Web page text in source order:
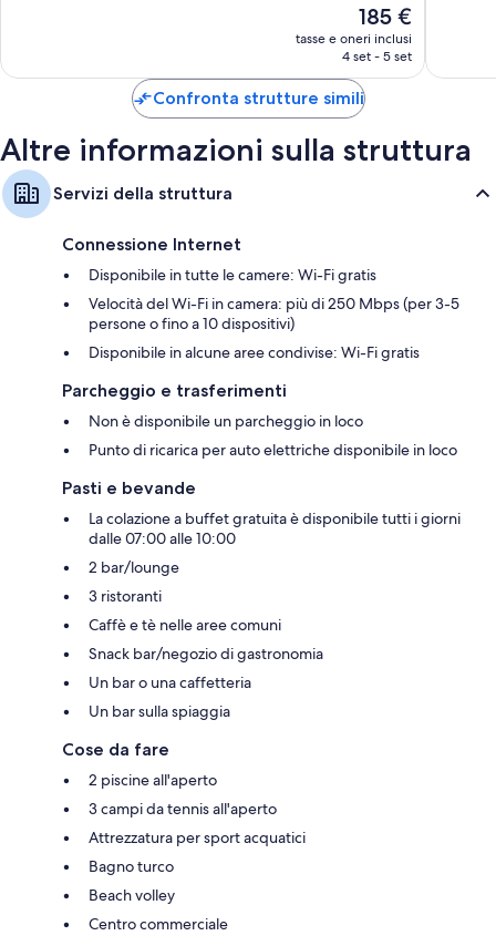
Il
prezzo
attuale
185 €
185 €
tasse e oneri inclusi
4 set - 5 set
Confronta strutture simili
Altre informazioni sulla struttura
Servizi della struttura
Connessione Internet
Disponibile in tutte le camere: Wi-Fi gratis
Velocità del Wi-Fi in camera: più di 250 Mbps (per 3-5
persone o fino a 10 dispositivi)
Disponibile in alcune aree condivise: Wi-Fi gratis
Parcheggio e trasferimenti
Non è disponibile un parcheggio in loco
Punto di ricarica per auto elettriche disponibile in loco
Pasti e bevande
La colazione a buffet gratuita è disponibile tutti i giorni
dalle 07:00 alle 10:00
2 bar/lounge
3 ristoranti
Caffè e tè nelle aree comuni
Snack bar/negozio di gastronomia
Un bar o una caffetteria
Un bar sulla spiaggia
Cose da fare
2 piscine all'aperto
3 campi da tennis all'aperto
Attrezzatura per sport acquatici
Bagno turco
Beach volley
Centro commerciale